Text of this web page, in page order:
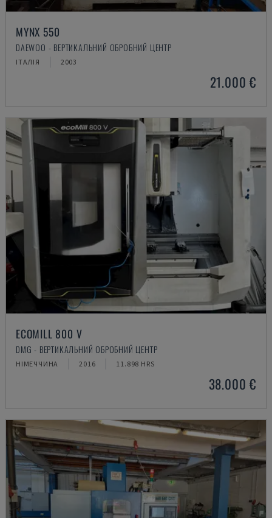
MYNX 550
DAEWOO - ВЕРТИКАЛЬНИЙ ОБРОБНИЙ ЦЕНТР
ІТАЛІЯ 2003
21.000 €
ECOMILL 800 V
DMG - ВЕРТИКАЛЬНИЙ ОБРОБНИЙ ЦЕНТР
НІМЕЧЧИНА 2016 11.898 HRS
38.000 €